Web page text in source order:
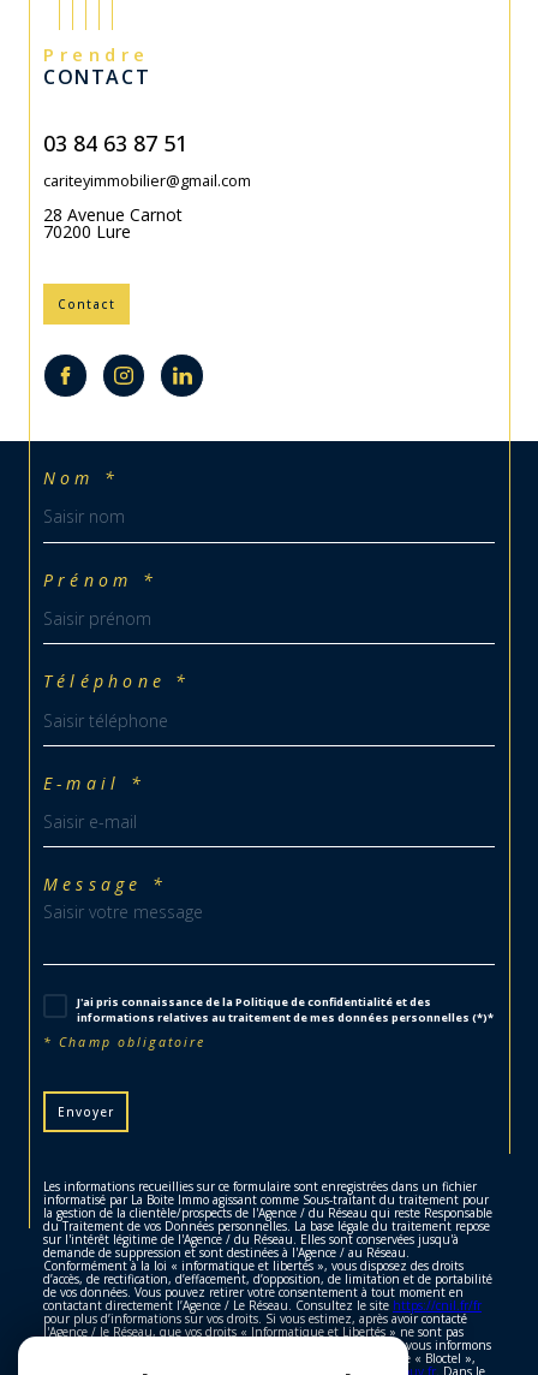
Nom *
Prénom *
Téléphone *
E-mail *
Message *
J'ai pris connaissance de la Politique de confidentialité et des
informations relatives au traitement de mes données personnelles (*)*
* Champ obligatoire
Envoyer
Les informations recueillies sur ce formulaire sont enregistrées dans un fichier
informatisé par La Boite Immo agissant comme Sous-traitant du traitement pour
la gestion de la clientèle/prospects de l'Agence / du Réseau qui reste Responsable
du Traitement de vos Données personnelles. La base légale du traitement repose
sur l'intérêt légitime de l'Agence / du Réseau. Elles sont conservées jusqu'à
demande de suppression et sont destinées à l'Agence / au Réseau.
Conformément à la loi « informatique et libertés », vous disposez des droits
d’accès, de rectification, d’effacement, d’opposition, de limitation et de portabilité
de vos données. Vous pouvez retirer votre consentement à tout moment en
contactant directement l’Agence / Le Réseau. Consultez le site https://cnil.fr/fr
pour plus d’informations sur vos droits. Si vous estimez, après avoir contacté
l'Agence / le Réseau, que vos droits « Informatique et Libertés » ne sont pas
respectés, vous pouvez adresser une réclamation à la CNIL. Nous vous informons
de l’existence de la liste d'opposition au démarchage téléphonique « Bloctel »,
sur laquelle vous pouvez vous inscrire ici : https://www.bloctel.gouv.fr . Dans le
Prendre
CONTACT
03 84 63 87 51
cariteyimmobilier@gmail.com
28 Avenue Carnot
70200 Lure
Contact